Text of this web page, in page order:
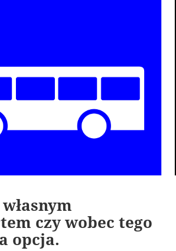
czy wobec tego
opcja.